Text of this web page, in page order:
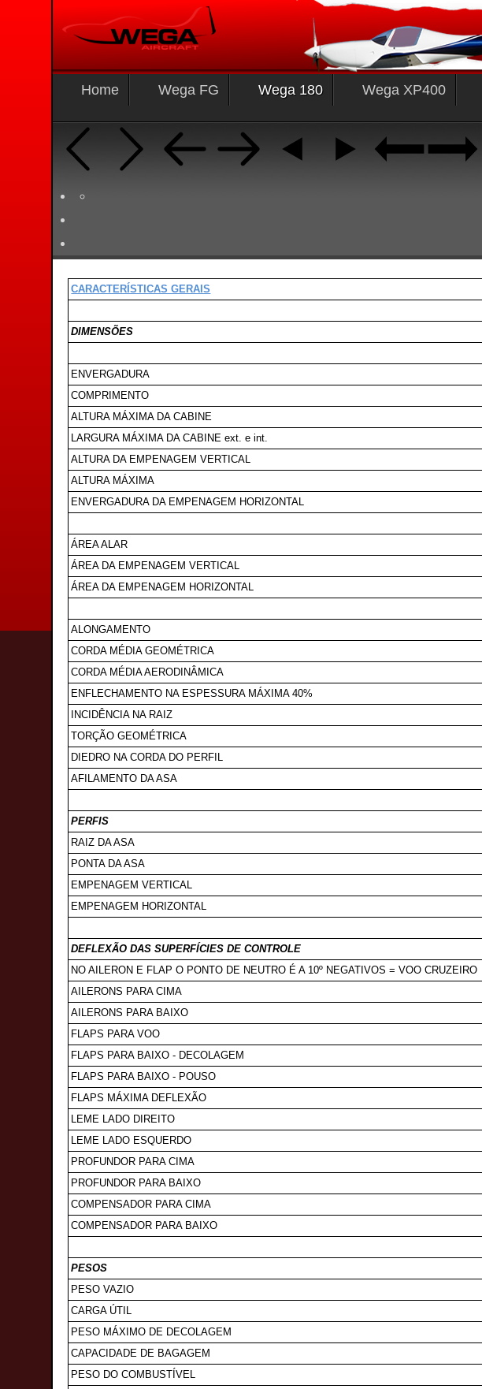
Home Wega FG Wega 180 Wega XP400
CARACTERÍSTICAS GERAIS
DIMENSÕES
ENVERGADURA
COMPRIMENTO
ALTURA MÁXIMA DA CABINE
LARGURA MÁXIMA DA CABINE ext. e int.
ALTURA DA EMPENAGEM VERTICAL
ALTURA MÁXIMA
ENVERGADURA DA EMPENAGEM HORIZONTAL
ÁREA ALAR
ÁREA DA EMPENAGEM VERTICAL
ÁREA DA EMPENAGEM HORIZONTAL
ALONGAMENTO
CORDA MÉDIA GEOMÉTRICA
CORDA MÉDIA AERODINÂMICA
ENFLECHAMENTO NA ESPESSURA MÁXIMA 40%
INCIDÊNCIA NA RAIZ
TORÇÃO GEOMÉTRICA
DIEDRO NA CORDA DO PERFIL
AFILAMENTO DA ASA
PERFIS
RAIZ DA ASA
PONTA DA ASA
EMPENAGEM VERTICAL
EMPENAGEM HORIZONTAL
DEFLEXÃO DAS SUPERFÍCIES DE CONTROLE
NO AILERON E FLAP O PONTO DE NEUTRO É A 10º NEGATIVOS = VOO CRUZEIRO
AILERONS PARA CIMA
AILERONS PARA BAIXO
FLAPS PARA VOO
FLAPS PARA BAIXO - DECOLAGEM
FLAPS PARA BAIXO - POUSO
FLAPS MÁXIMA DEFLEXÃO
LEME LADO DIREITO
LEME LADO ESQUERDO
PROFUNDOR PARA CIMA
PROFUNDOR PARA BAIXO
COMPENSADOR PARA CIMA
COMPENSADOR PARA BAIXO
PESOS
PESO VAZIO
CARGA ÚTIL
PESO MÁXIMO DE DECOLAGEM
CAPACIDADE DE BAGAGEM
PESO DO COMBUSTÍVEL